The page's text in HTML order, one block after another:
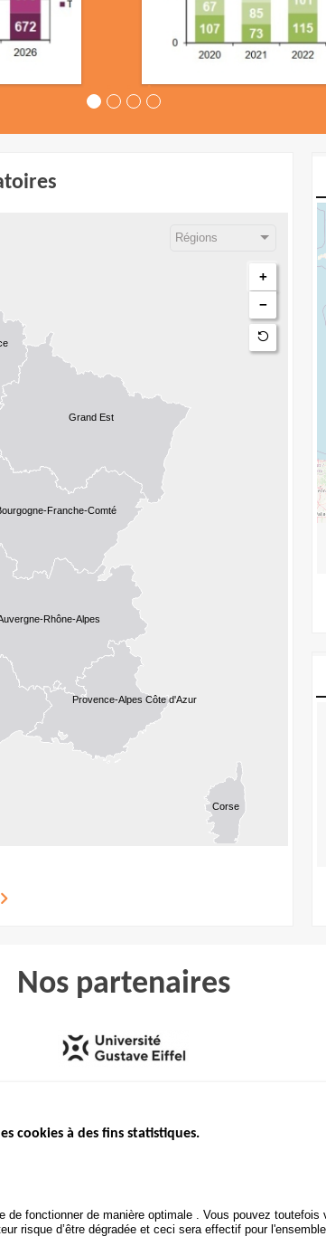
+
−
Nos partenaires
Bilan annuel des infractions
POLITIQUE
ROUTIÈRE
cookies à des fins statistiques.
fonctionner de manière optimale . Vous pouvez
risque d’être dégradée et ceci sera effectif pour